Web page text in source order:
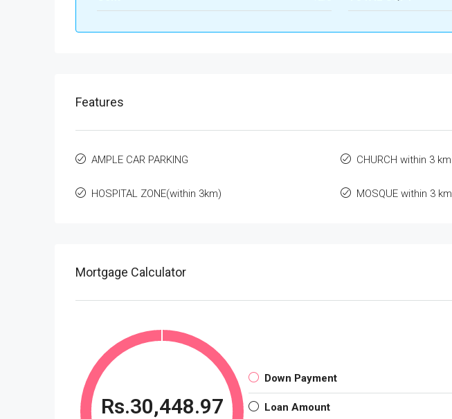
Features
AMPLE CAR PARKING CHURCH within 3 km
HOSPITAL ZONE(within 3km) MOSQUE within 3 km
Mortgage Calculator
Rs.30,448.97
Down Payment
Loan Amount